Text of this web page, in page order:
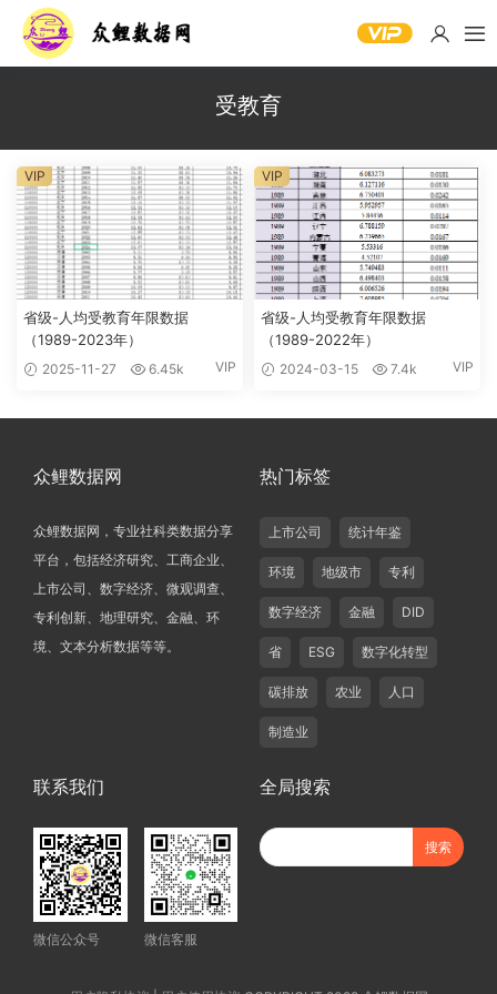
受教育
省级-人均受教育年限数据
（1989-2023年）
2025-11-27 6.45k VIP
VIP
省级-人均受教育年限数据
（1989-2022年）
2024-03-15 7.4k VIP
VIP
众鲤数据网
众鲤数据网，专业社科类数据分享
平台，包括经济研究、工商企业、
上市公司、数字经济、微观调查、
专利创新、地理研究、金融、环
境、文本分析数据等等。
热门标签
上市公司 统计年鉴
环境 地级市 专利
数字经济 金融 DID
省 ESG 数字化转型
碳排放 农业 人口
制造业
联系我们
微信公众号 微信客服
全局搜索